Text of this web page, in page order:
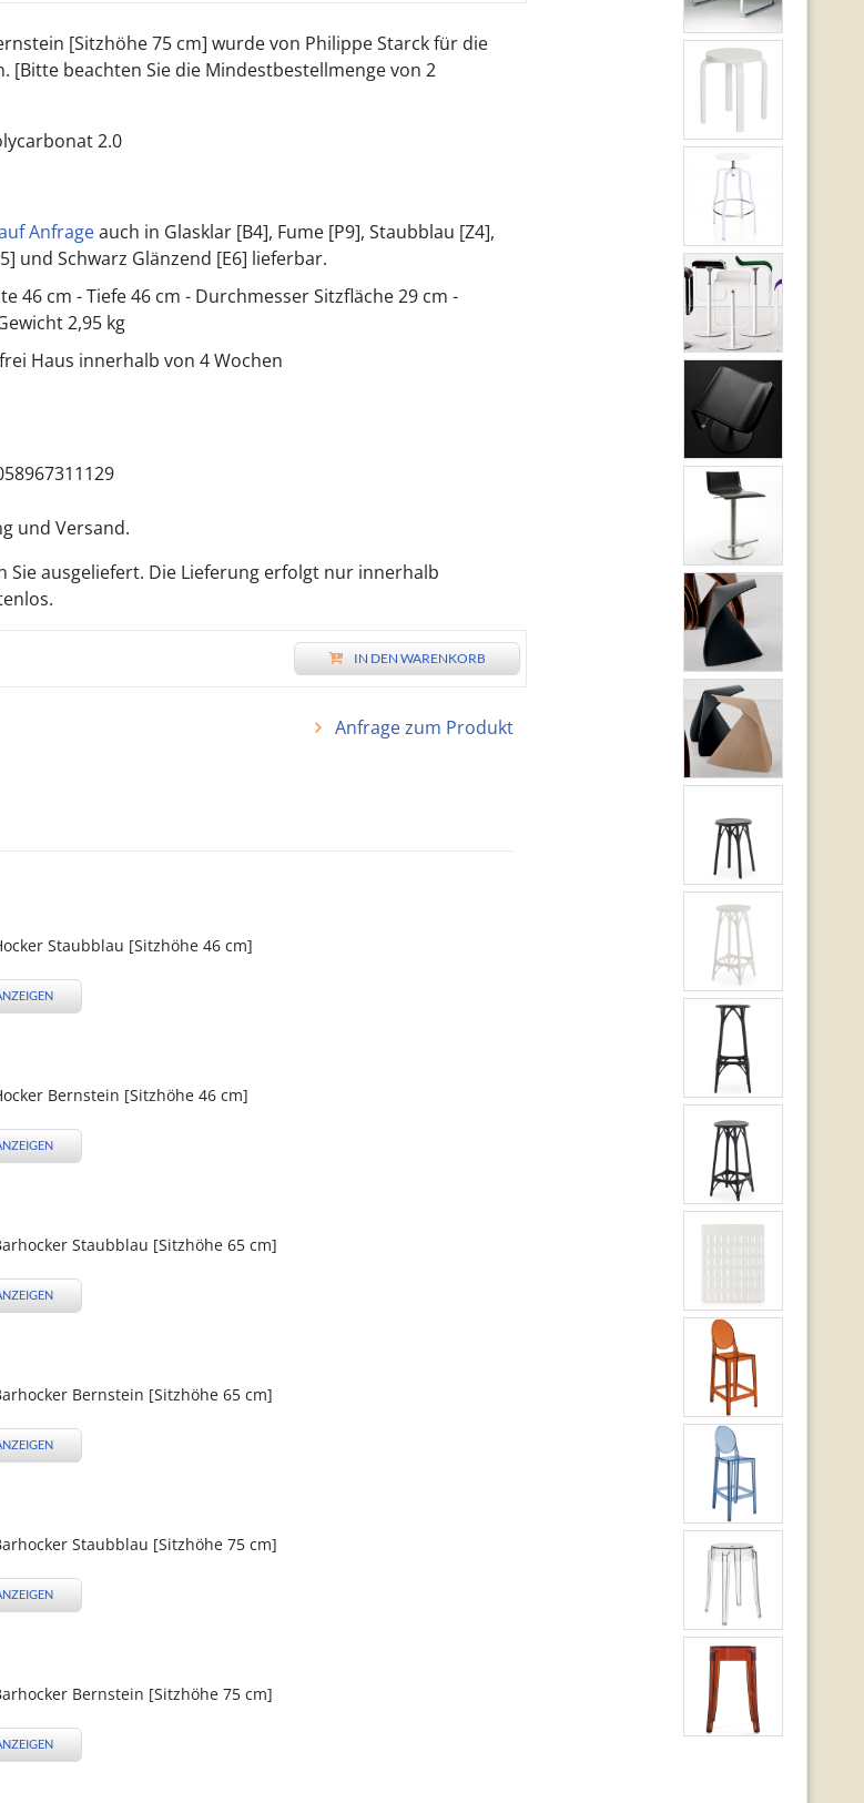
[Sitzhöhe 75 cm] wurde von Philippe Starck für die
[Bitte beachten Sie die Mindestbestellmenge von 2
2.0
Anfrageauch in Glasklar [B4], Fume [P9], Staubblau [Z4],
und Schwarz Glänzend [E6] lieferbar.
46 cm - Tiefe 46 cm - Durchmesser Sitzfläche 29 cm -
2,95 kg
Haus innerhalb von 4 Wochen
und Versand.
Sie ausgeliefert. Die Lieferung erfolgt nur innerhalb
IN DEN WARENKORB
Anfrage zum Produkt
Staubblau [Sitzhöhe 46 cm]
Bernstein [Sitzhöhe 46 cm]
Staubblau [Sitzhöhe 65 cm]
Bernstein [Sitzhöhe 65 cm]
Staubblau [Sitzhöhe 75 cm]
Bernstein [Sitzhöhe 75 cm]